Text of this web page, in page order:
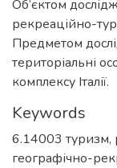
Об’єктом
рекреаційно-
Предметом
територіальні
комплексу Італії.
Keywords
6.14003 туризм,
географічно-